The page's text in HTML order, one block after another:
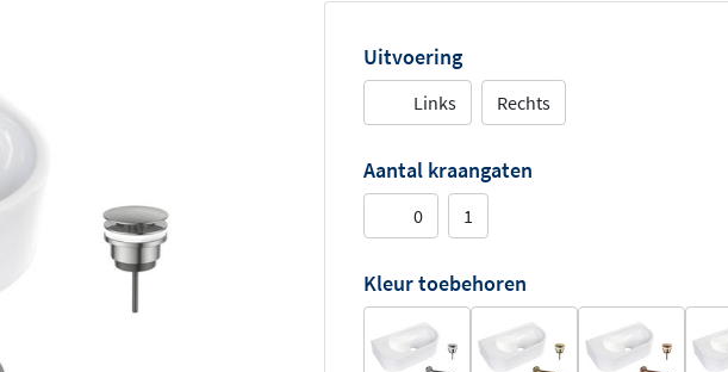
Uitvoering
Links Rechts
Aantal kraangaten
0 1
Kleur toebehoren